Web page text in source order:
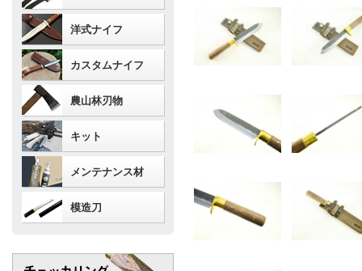
洋式ナイフ
カスタムナイフ
農山林刃物
キット
メンテナンス材
模造刀